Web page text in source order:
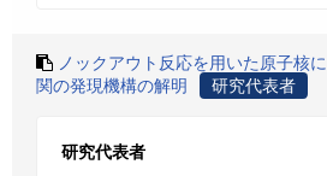
ノックアウト反応を用いた原子核
関の発現機構の解明
研究代表者
研究代表者